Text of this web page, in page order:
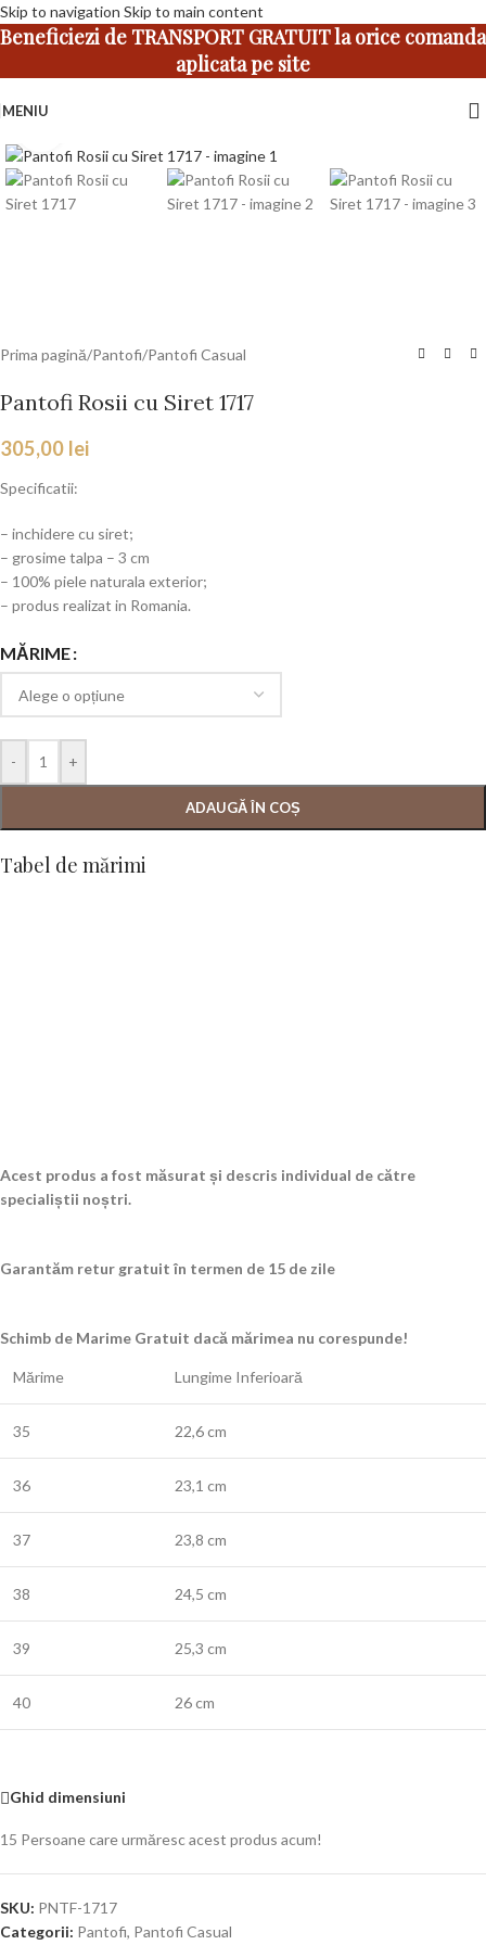
Skip to navigation Skip to main content
Beneficiezi de TRANSPORT GRATUIT la orice comanda
aplicata pe site
MENIU
Prima pagină/Pantofi/Pantofi Casual
Pantofi Rosii cu Siret 1717
305,00 lei
Specificatii:
– inchidere cu siret;
– grosime talpa – 3 cm
– 100% piele naturala exterior;
– produs realizat in Romania.
MĂRIME
- +
ADAUGĂ ÎN COȘ
Tabel de mărimi
Acest produs a fost măsurat și descris individual de către
specialiștii noștri.
Garantăm retur gratuit în termen de 15 de zile
Schimb de Marime Gratuit dacă mărimea nu corespunde!
Mărime Lungime Inferioară
35 22,6 cm
36 23,1 cm
37 23,8 cm
38 24,5 cm
39 25,3 cm
40 26 cm
Ghid dimensiuni
15 Persoane care urmăresc acest produs acum!
SKU: PNTF-1717
Categorii: Pantofi, Pantofi Casual